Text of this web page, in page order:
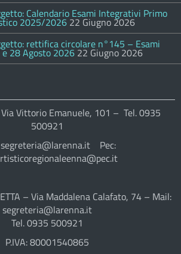
Calendario Esami Integrativi Primo
2025/2026 22 Giugno 2026
rettifica circolare n°145 – Esami
e 28 Agosto 2026 22 Giugno 2026
Vittorio Emanuele, 101 – Tel. 0935
500921
Pec:
– Via Maddalena Calafato, 74 – Mail:
segreteria@larenna.it
Tel. 0935 500921
P.IVA: 80001540865